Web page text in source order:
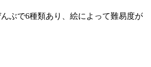
んぶで6種類あり、絵によって難易度が